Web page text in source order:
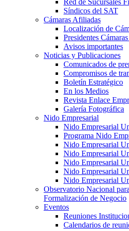
Síndicos del SAT
Cámaras Afiliadas
Localización de
Presidentes
Avisos importantes
Noticias y Publicaciones
Comunicados de
Compromisos de
Boletín Estratégico
En los Medios
Revista Enlace
Galería Fotográfica
Nido Empresarial
Nido Empresarial
Programa Nido
Nido Empresarial
Nido Empresarial
Nido Empresarial
Nido Empresarial
Nido Empresarial
Observatorio Nacional
Formalización de Negocio
Eventos
Reuniones
Calendarios de